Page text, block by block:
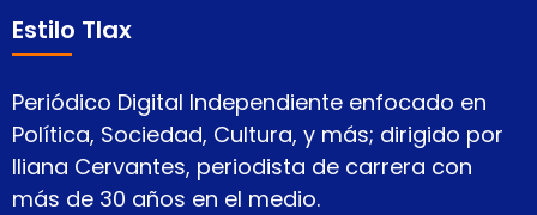
Estilo Tlax
Periódico Digital Independiente enfocado en
Política, Sociedad, Cultura, y más; dirigido por
Iliana Cervantes, periodista de carrera con
más de 30 años en el medio.